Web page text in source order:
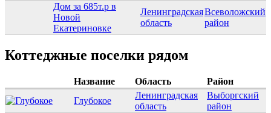
Дом за 685т.р в
Новой
Екатериновке
Ленинградская
область
Всеволожский
район
Коттеджные поселки рядом
Название Область
Район
Глубокое
Ленинградская
область
Выборгский
район